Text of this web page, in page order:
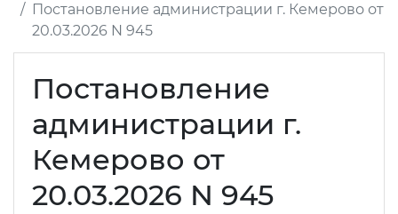
Постановление администрации г. Кемерово от
20.03.2026 N 945
Постановление
администрации г.
Кемерово от
20.03.2026 N 945